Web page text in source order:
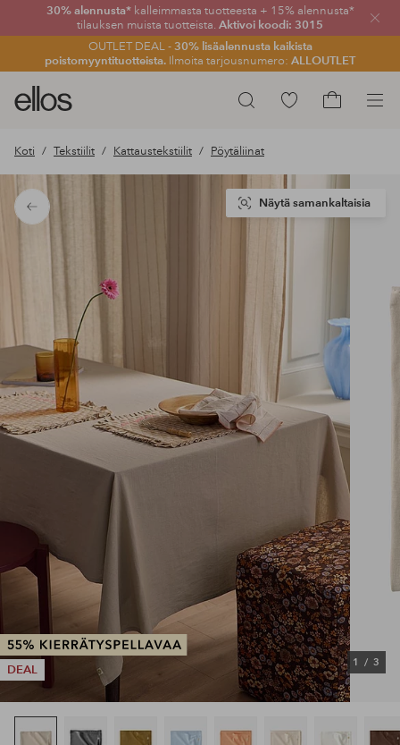
30% alennusta*kalleimmasta tuotteesta + 15% alennusta*
tilauksen muista tuotteista. Aktivoi koodi: 3015
OUTLET DEAL -30% lisäalennusta kaikista
poistomyyntituotteista. Ilmoita tarjousnumero: ALLOUTLET
Sulje
Hae
Ellos-
logo
siirry
aloitussivulle
Siirry
Koti Tekstiilit Kattaustekstiilit Pöytäliinat
Takaisin
DEAL
1 / 3
Näytä samankaltaisia